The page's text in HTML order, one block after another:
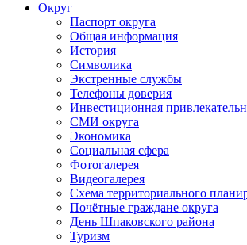
Округ
Паспорт округа
Общая информация
История
Символика
Экстренные службы
Телефоны доверия
Инвестиционная
СМИ округа
Экономика
Социальная сфера
Фотогалерея
Видеогалерея
Схема территориального
Почётные граждане округа
День Шпаковского района
Туризм